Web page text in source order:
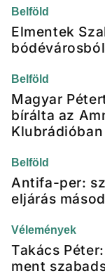
Belföld
Elmentek
Belföld
Magyar
bírálta az
Klubrádióban
Belföld
Antifa-per:
eljárás
Vélemények
Takács
ment